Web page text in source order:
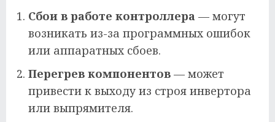
Сбои в работе контроллера — могут
возникать из-за программных ошибок
или аппаратных сбоев.
Перегрев компонентов — может
привести к выходу из строя инвертора
или выпрямителя.